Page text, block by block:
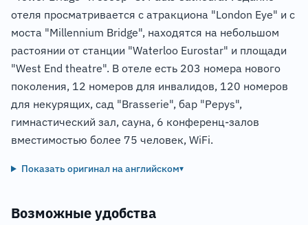
отеля просматривается с атракциона "London Eye" и с
моста "Millennium Bridge", находятся на небольшом
растоянии от станции "Waterloo Eurostar" и площади
"West End theatre". В отеле есть 203 номера нового
поколения, 12 номеров для инвалидов, 120 номеров
для некурящих, сад "Brasserie", бар "Pepys",
гимнастический зал, сауна, 6 конференц-залов
вместимостью более 75 человек, WiFi.
Показать оригинал на английском▾
Возможные удобства